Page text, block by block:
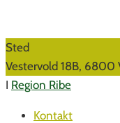
Sted
Vestervold 18B, 6800
I Region Ribe
Kontakt